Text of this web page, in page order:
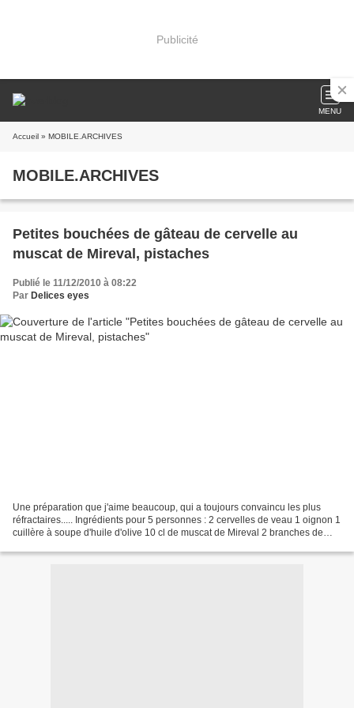
Publicité
MENU
Accueil » MOBILE.ARCHIVES
MOBILE.ARCHIVES
Petites bouchées de gâteau de cervelle au
muscat de Mireval, pistaches
Publié le 11/12/2010 à 08:22
Par Delices eyes
Une préparation que j'aime beaucoup, qui a toujours convaincu les plus
réfractaires..... Ingrédients pour 5 personnes : 2 cervelles de veau 1 oignon 1
cuillère à soupe d'huile d'olive 10 cl de muscat de Mireval 2 branches de